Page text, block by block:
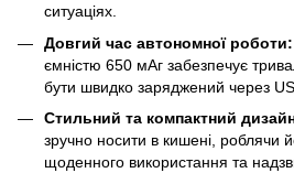
ситуаціях.
Довгий час автономної роботи:
ємністю 650 мАг забезпечує
бути швидко заряджений через
Стильний та компактний
зручно носити в кишені, роблячи
щоденного використання та